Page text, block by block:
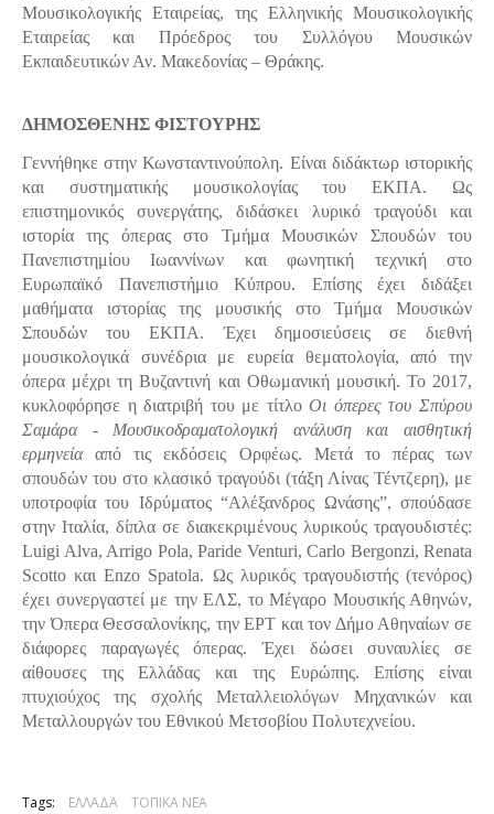
Μουσικολογικής Εταιρείας, της Ελληνικής Μουσικολογικής
Εταιρείας και Πρόεδρος του Συλλόγου Μουσικών
Εκπαιδευτικών Αν. Μακεδονίας – Θράκης.
ΔΗΜΟΣΘΕΝΗΣ ΦΙΣΤΟΥΡΗΣ
Γεννήθηκε στην Κωνσταντινούπολη. Είναι διδάκτωρ ιστορικής
και συστηματικής μουσικολογίας του ΕΚΠΑ. Ως
επιστημονικός συνεργάτης, διδάσκει λυρικό τραγούδι και
ιστορία της όπερας στο Τμήμα Μουσικών Σπουδών του
Πανεπιστημίου Ιωαννίνων και φωνητική τεχνική στο
Ευρωπαϊκό Πανεπιστήμιο Κύπρου. Επίσης έχει διδάξει
μαθήματα ιστορίας της μουσικής στο Τμήμα Μουσικών
Σπουδών του ΕΚΠΑ. Έχει δημοσιεύσεις σε διεθνή
μουσικολογικά συνέδρια με ευρεία θεματολογία, από την
όπερα μέχρι τη Βυζαντινή και Οθωμανική μουσική. Το 2017,
κυκλοφόρησε η διατριβή του με τίτλοΟι όπερες του Σπύρου
Σαμάρα - Μουσικοδραματολογική ανάλυση και αισθητική
ερμηνείααπό τις εκδόσεις Ορφέως. Μετά το πέρας των
σπουδών του στο κλασικό τραγούδι (τάξη Λίνας Τέντζερη), με
υποτροφία του Ιδρύματος “Αλέξανδρος Ωνάσης”, σπούδασε
στην Ιταλία, δίπλα σε διακεκριμένους λυρικούς τραγουδιστές:
Luigi Alva, Arrigo Pola, Paride Venturi, Carlo Bergonzi, Renata
Scotto και Enzo Spatola. Ως λυρικός τραγουδιστής (τενόρος)
έχει συνεργαστεί με την ΕΛΣ, το Μέγαρο Μουσικής Αθηνών,
την Όπερα Θεσσαλονίκης, την ΕΡΤ και τον Δήμο Αθηναίων σε
διάφορες παραγωγές όπερας. Έχει δώσει συναυλίες σε
αίθουσες της Ελλάδας και της Ευρώπης. Επίσης είναι
πτυχιούχος της σχολής Μεταλλειολόγων Μηχανικών και
Μεταλλουργών του Εθνικού Μετσοβίου Πολυτεχνείου.
Tags: ΕΛΛΑΔΑ ΤΟΠΙΚΑ ΝΕΑ